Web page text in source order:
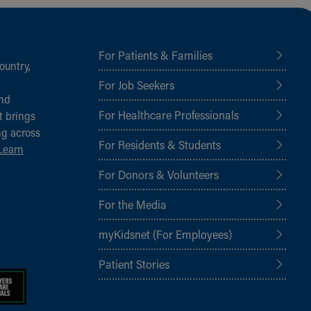
brings
across
For Patients & Families
For Job Seekers
For Healthcare Professionals
For Residents & Students
For Donors & Volunteers
For the Media
myKidsnet (For Employees)
Patient Stories